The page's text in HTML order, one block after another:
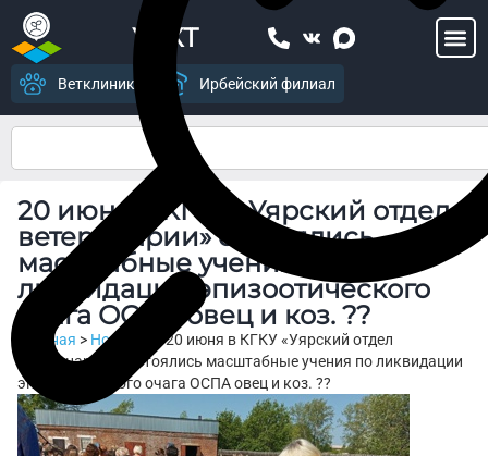
УСХТ
Ветклиника Ирбейский филиал
20 июня в КГКУ «Уярский отдел
ветеринарии» состоялись
масштабные учения по
ликвидации эпизоотического
очага ОСПА овец и коз. ??
Главная > Новости >20 июня в КГКУ «Уярский отдел
ветеринарии» состоялись масштабные учения по ликвидации
эпизоотического очага ОСПА овец и коз. ??